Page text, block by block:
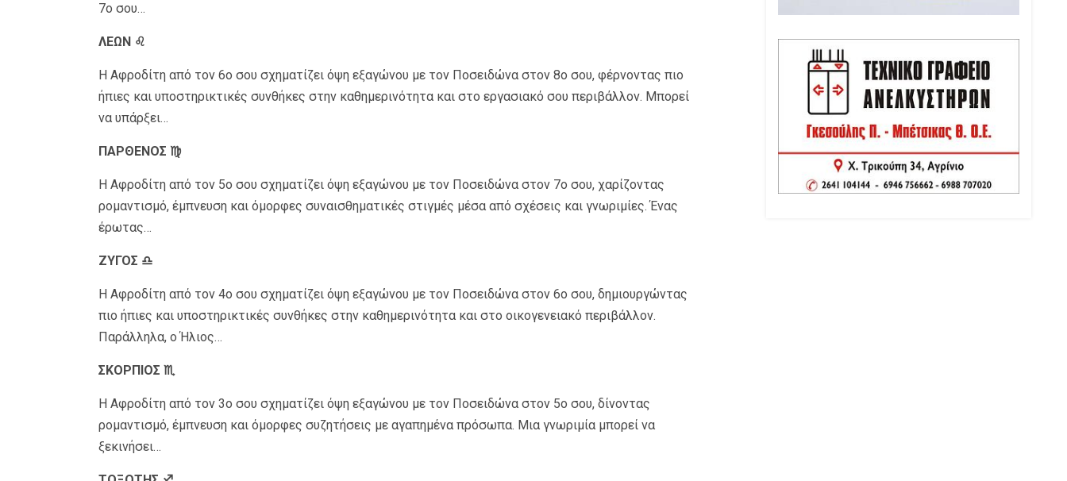
7ο σου…
ΛΕΩΝ ♌
Η Αφροδίτη από τον 6ο σου σχηματίζει όψη εξαγώνου με τον Ποσειδώνα στον 8ο σου, φέρνοντας πιο
ήπιες και υποστηρικτικές συνθήκες στην καθημερινότητα και στο εργασιακό σου περιβάλλον. Μπορεί
να υπάρξει…
ΠΑΡΘΕΝΟΣ ♍
Η Αφροδίτη από τον 5ο σου σχηματίζει όψη εξαγώνου με τον Ποσειδώνα στον 7ο σου, χαρίζοντας
ρομαντισμό, έμπνευση και όμορφες συναισθηματικές στιγμές μέσα από σχέσεις και γνωριμίες. Ένας
έρωτας…
ΖΥΓΟΣ ♎
Η Αφροδίτη από τον 4ο σου σχηματίζει όψη εξαγώνου με τον Ποσειδώνα στον 6ο σου, δημιουργώντας
πιο ήπιες και υποστηρικτικές συνθήκες στην καθημερινότητα και στο οικογενειακό περιβάλλον.
Παράλληλα, ο Ήλιος…
ΣΚΟΡΠΙΟΣ ♏
Η Αφροδίτη από τον 3ο σου σχηματίζει όψη εξαγώνου με τον Ποσειδώνα στον 5ο σου, δίνοντας
ρομαντισμό, έμπνευση και όμορφες συζητήσεις με αγαπημένα πρόσωπα. Μια γνωριμία μπορεί να
ξεκινήσει…